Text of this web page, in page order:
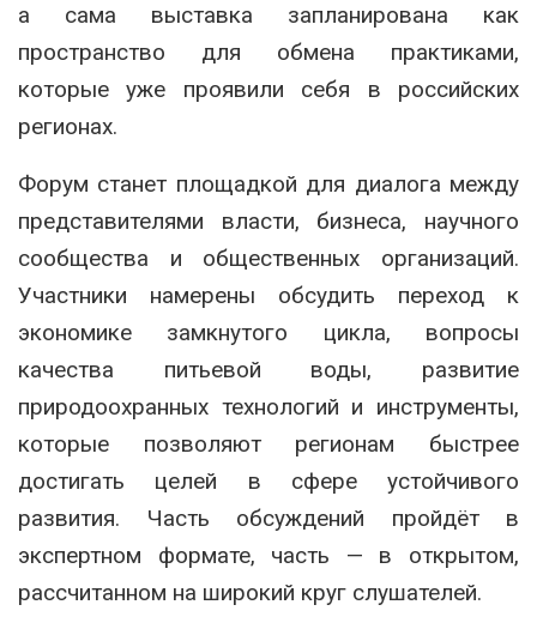
а сама выставка запланирована как
пространство для обмена практиками,
которые уже проявили себя в российских
регионах.
Форум станет площадкой для диалога между
представителями власти, бизнеса, научного
сообщества и общественных организаций.
Участники намерены обсудить переход к
экономике замкнутого цикла, вопросы
качества питьевой воды, развитие
природоохранных технологий и инструменты,
которые позволяют регионам быстрее
достигать целей в сфере устойчивого
развития. Часть обсуждений пройдёт в
экспертном формате, часть — в открытом,
рассчитанном на широкий круг слушателей.